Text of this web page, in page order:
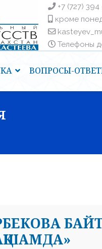
+7 (727) 394
кроме
Телефоны
ВОПРОСЫ-